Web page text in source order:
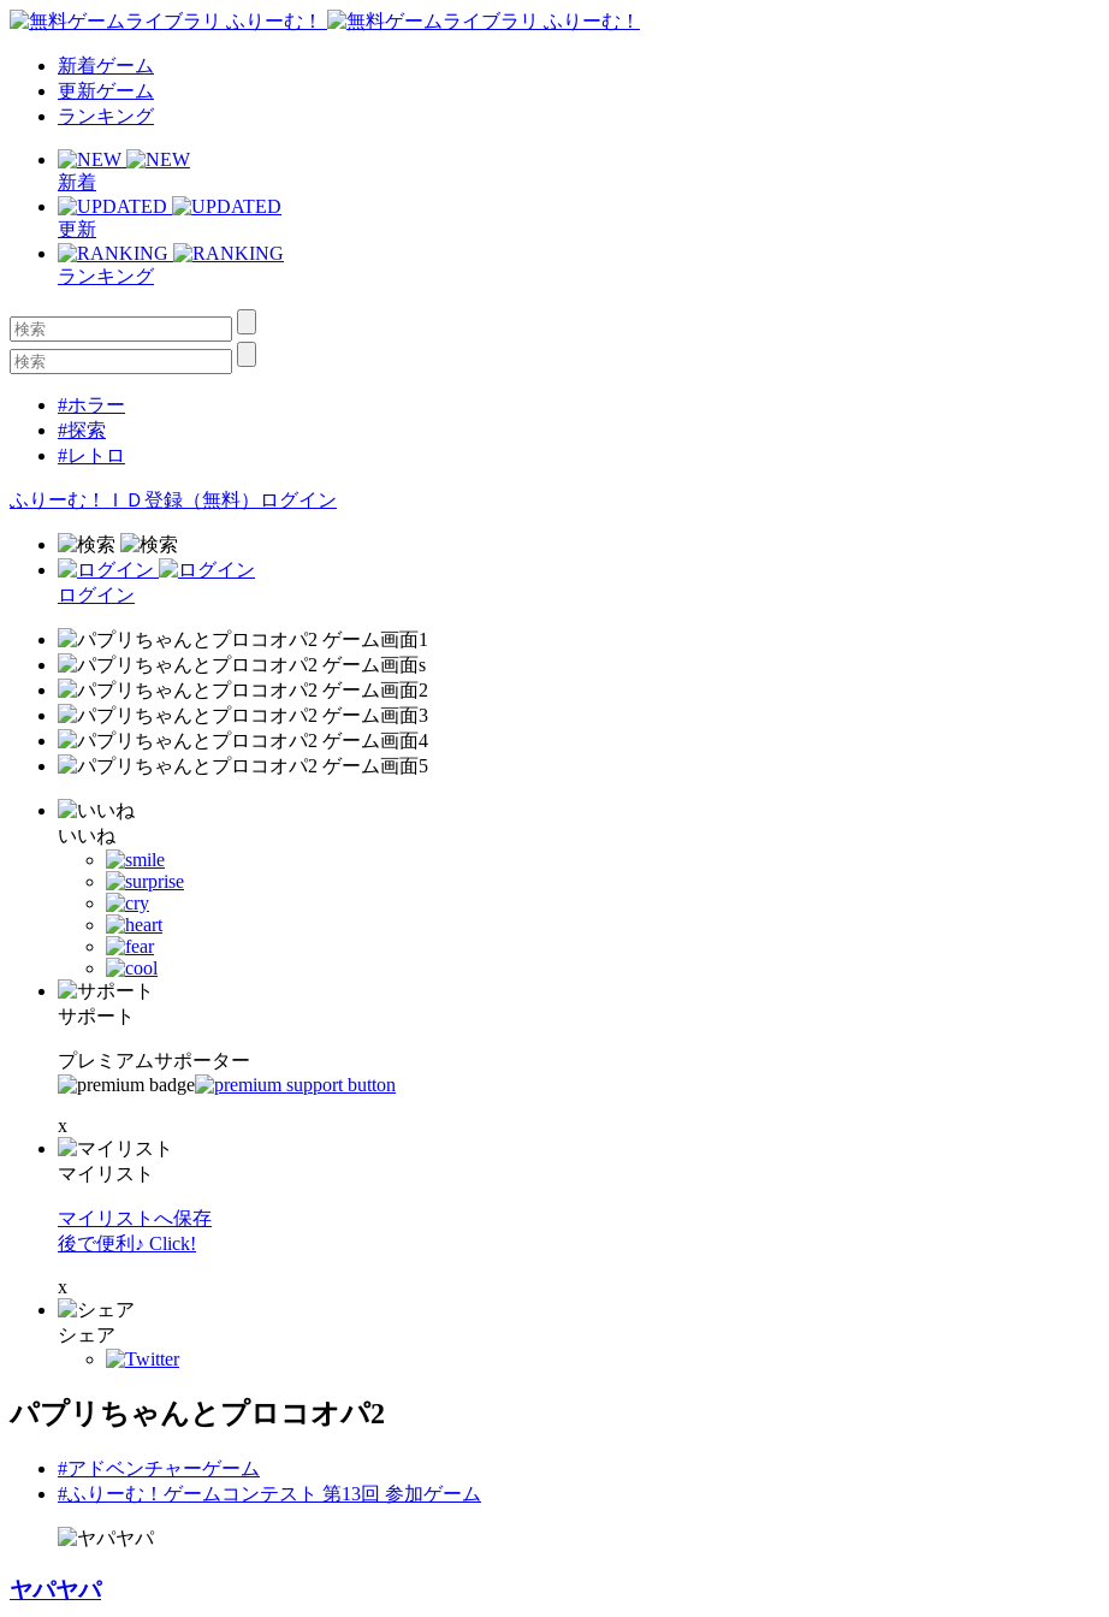
新着ゲーム
更新ゲーム
ランキング
新着
更新
ランキング
#ホラー
#探索
#レトロ
ふりーむ！ＩＤ登録（無料） ログイン
ログイン
いいね
サポート
プレミアムサポーター
x
マイリスト
マイリストへ保存
後で便利♪ Click!
x
シェア
パプリちゃんとプロコオパ2
#アドベンチャーゲーム
#ふりーむ！ゲームコンテスト 第13回 参加ゲーム
ヤパヤパ